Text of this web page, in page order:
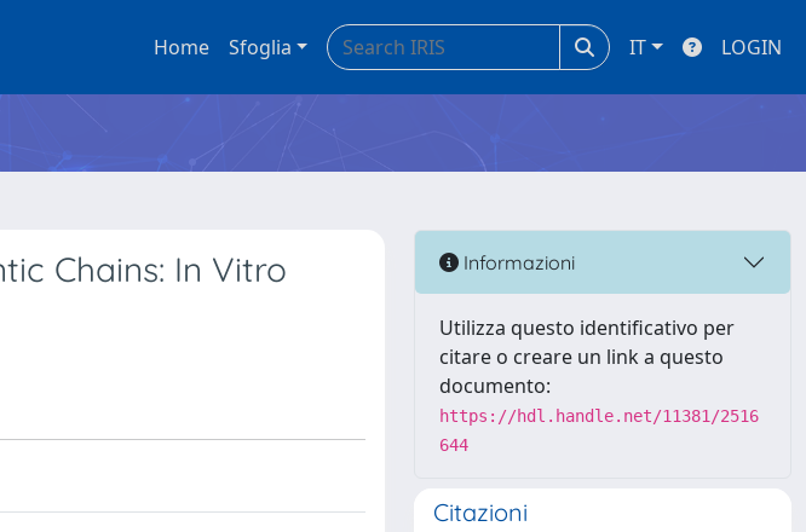
Home Sfoglia IT LOGIN
Chains: In Vitro
Informazioni
Utilizza questo identificativo per
citare o creare un link a questo
documento:
https://hdl.handle.net/11381/2516
644
Citazioni